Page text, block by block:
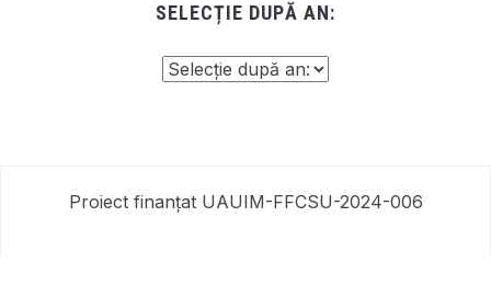
SELECȚIE DUPĂ AN:
Proiect finanțat UAUIM-FFCSU-2024-006